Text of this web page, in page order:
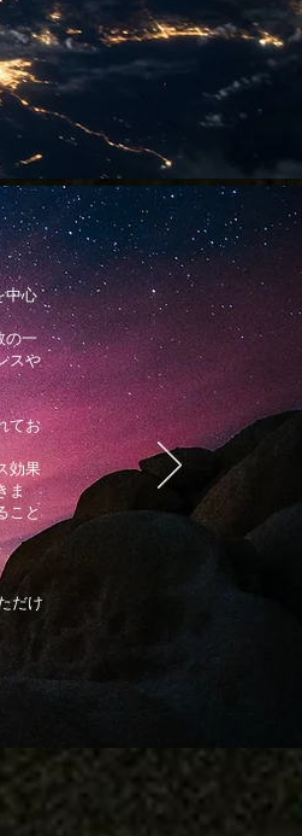
中心
の一
スや
てお
効果
ま
こと
だけ